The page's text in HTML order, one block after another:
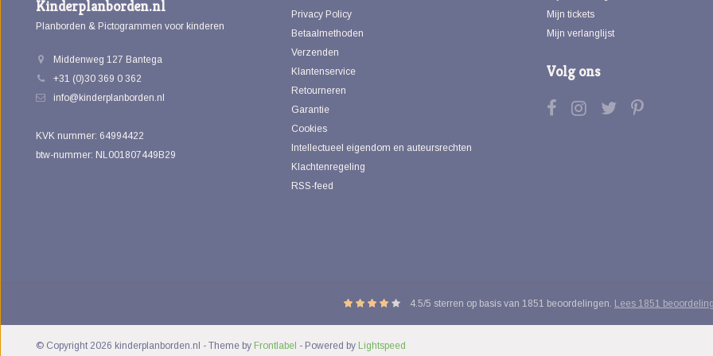
Kinderplanborden.nl
Planborden & Pictogrammen voor kinderen
Middenweg 127 Bantega
+31 (0)30 369 0 362
info@kinderplanborden.nl
KVK nummer: 64994422
btw-nummer: NL001807449B29
Privacy Policy
Betaalmethoden
Verzenden
Klantenservice
Retourneren
Garantie
Cookies
Intellectueel eigendom en auteursrechten
Klachtenregeling
RSS-feed
Mijn tickets
Mijn verlanglijst
Volg ons
4.5/5 sterren op basis van 1851 beoordelingen. Lees 1851
© Copyright 2026 kinderplanborden.nl - Theme by Frontlabel - Powered by Lightspeed